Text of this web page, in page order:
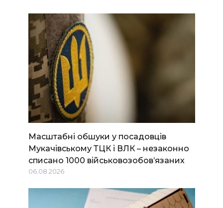
Масштабні обшуки у посадовців
Мукачівському ТЦК і ВЛК – незаконно
списано 1000 військовозобов’язаних
06.08.2026